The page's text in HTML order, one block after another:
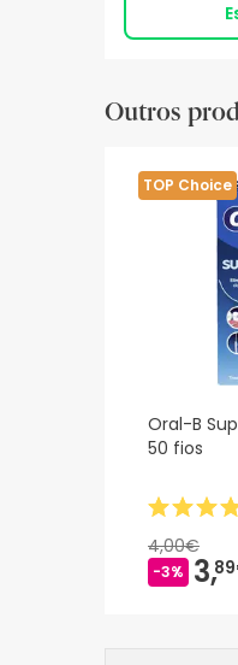
Outros
TOP Choice
Oral-B
50 fios
4,00€
-3% 3,